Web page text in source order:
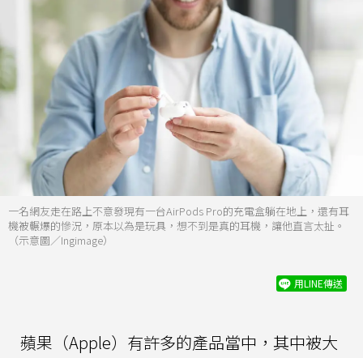
一名網友走在路上不意發現有一台AirPods Pro的充電盒躺在地上，還有耳
機被輾爆的慘況，原本以為是玩具，想不到是真的耳機，讓他直言太扯。
（示意圖／Ingimage）
用LINE傳送
蘋果（Apple）有許多的產品當中，其中被大